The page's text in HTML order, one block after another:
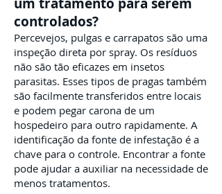
controlados?
Percevejos, pulgas e carrapatos são uma
inspeção direta por spray. Os resíduos
não são tão eficazes em insetos
parasitas. Esses tipos de pragas também
são facilmente transferidos entre locais
e podem pegar carona de um
hospedeiro para outro rapidamente. A
identificação da fonte de infestação é a
chave para o controle. Encontrar a fonte
pode ajudar a auxiliar na necessidade de
menos tratamentos.